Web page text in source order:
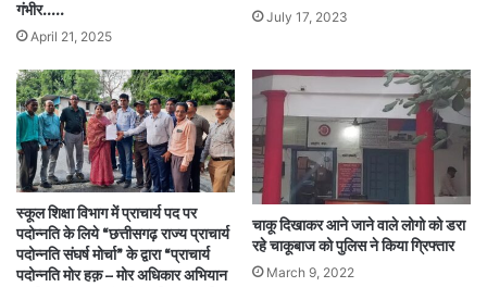
गंभीर…..
April 21, 2025
July 17, 2023
स्कूल शिक्षा विभाग में प्राचार्य पद पर
पदोन्नति के लिये “छत्तीसगढ़ राज्य प्राचार्य
पदोन्नति संघर्ष मोर्चा” के द्वारा “प्राचार्य
पदोन्नति मोर हक़ – मोर अधिकार अभियान
चाकू दिखाकर आने जाने वाले लोगो को डरा
रहे चाकूबाज को पुलिस ने किया ग्रिफ्तार
March 9, 2022